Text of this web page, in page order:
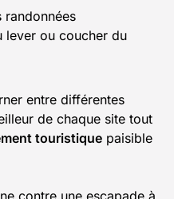
randonnées
lever ou coucher du
entre différentes
de chaque site tout
touristique paisible